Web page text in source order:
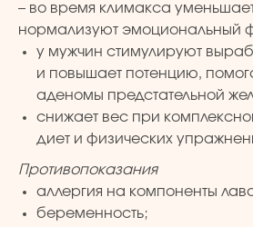
– во время климакса
нормализуют эмоциональный
у мужчин стимулируют
и повышает потенцию,
аденомы предстательной
снижает вес при
диет и физических
Противопоказания
аллергия на компоненты
беременность;
Личная гигиена
Для дома Контакты
Оплата и доставка
конфиденциальности
Публичная оферта
Макияж
+7 926 620 21 21
ДОКУМЕНТЫ